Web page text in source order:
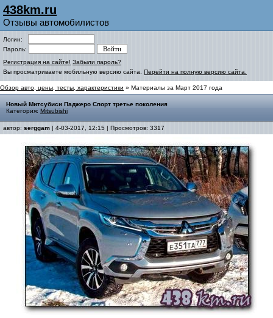
438km.ru
Отзывы автомобилистов
Логин:
Пароль:
Регистрация на сайте! Забыли пароль?
Вы просматриваете мобильную версию сайта. Перейти на полную версию сайта.
Обзор авто, цены, тесты, характеристики » Материалы за Март 2017 года
Новый Митсубиси Паджеро Спорт третье поколения
Категория: Mitsubishi
автор: serggam | 4-03-2017, 12:15 | Просмотров: 3317